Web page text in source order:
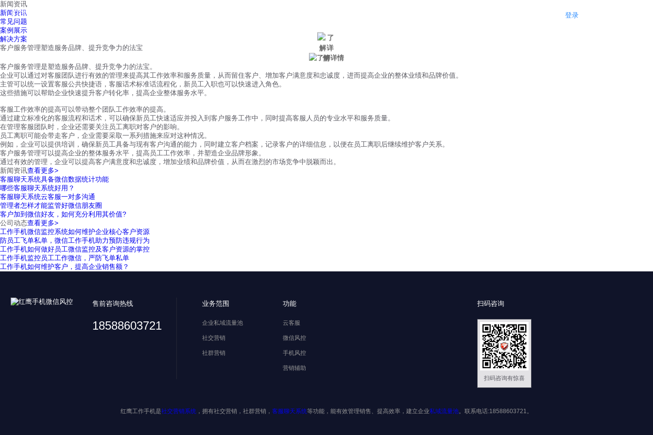
红鹰工作手机 登录
新闻资讯
新闻资讯
常见问题
案例展示
解决方案
客户服务管理塑造服务品牌、提升竞争力的法宝
客户服务管理是塑造服务品牌、提升竞争力的法宝。
企业可以通过对客服团队进行有效的管理来提高其工作效率和服务质量，从而留住客户、增加客户满意度和忠诚度，进而提高企业的整体业绩和品牌价值。
主管可以统一设置客服公共快捷语，客服话术标准话流程化，新员工入职也可以快速进入角色。
这些措施可以帮助企业快速提升客户转化率，提高企业整体服务水平。
客服工作效率的提高可以带动整个团队工作效率的提高。
通过建立标准化的客服流程和话术，可以确保新员工快速适应并投入到客户服务工作中，同时提高客服人员的专业水平和服务质量。
在管理客服团队时，企业还需要关注员工离职对客户的影响。
员工离职可能会带走客户，企业需要采取一系列措施来应对这种情况。
例如，企业可以提供培训，确保新员工具备与现有客户沟通的能力，同时建立客户档案，记录客户的详细信息，以便在员工离职后继续维护客户关系。
客户服务管理可以提高企业的整体服务水平，提高员工工作效率，并塑造企业品牌形象。
通过有效的管理，企业可以提高客户满意度和忠诚度，增加业绩和品牌价值，从而在激烈的市场竞争中脱颖而出。
新闻资讯查看更多>
客服聊天系统具备微信数据统计功能
哪些客服聊天系统好用？
客服聊天系统云客服一对多沟通
管理者怎样才能监管好微信朋友圈
客户加到微信好友，如何充分利用其价值?
公司动态查看更多>
工作手机微信监控系统如何维护企业核心客户资源
防员工飞单私单，微信工作手机助力预防违规行为
工作手机如何做好员工微信监控及客户资源的掌控
工作手机监控员工工作微信，严防飞单私单
工作手机如何维护客户，提高企业销售额？
售前咨询热线
18588603721
业务范围
企业私域流量池
社交营销
社群营销
功能
云客服
微信风控
手机风控
营销辅助
扫码咨询
扫码咨询有惊喜
红鹰工作手机是社交营销系统 ，拥有社交营销，社群营销， 客服聊天系统等功能，能有效管理销售、提高效率，建立企业私域流量池。联系电话:18588603721。